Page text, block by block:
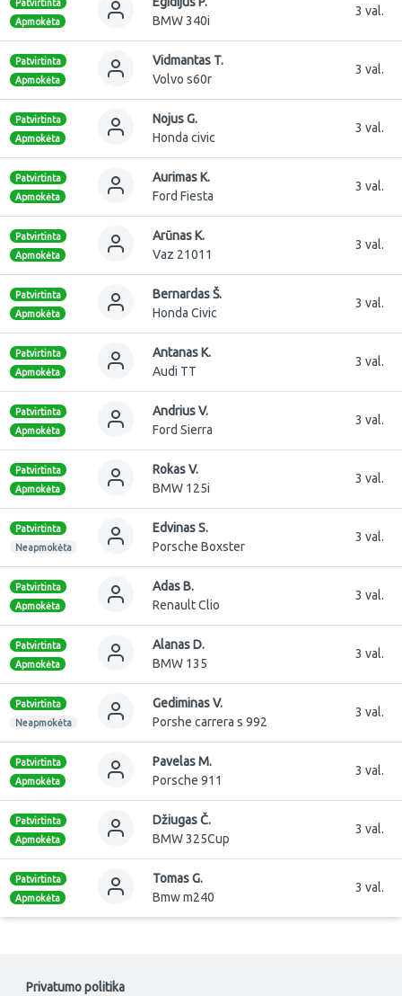
Patvirtinta
Apmokėta
BMW 340i
3 val.
Patvirtinta
Apmokėta
Vidmantas T.
Volvo s60r
3 val.
Patvirtinta
Apmokėta
Nojus G.
Honda civic
3 val.
Patvirtinta
Apmokėta
Aurimas K.
Ford Fiesta
3 val.
Patvirtinta
Apmokėta
Arūnas K.
Vaz 21011
3 val.
Patvirtinta
Apmokėta
Bernardas Š.
Honda Civic
3 val.
Patvirtinta
Apmokėta
Antanas K.
Audi TT
3 val.
Patvirtinta
Apmokėta
Andrius V.
Ford Sierra
3 val.
Patvirtinta
Apmokėta
Rokas V.
BMW 125i
3 val.
Patvirtinta
Neapmokėta
Edvinas S.
Porsche Boxster
3 val.
Patvirtinta
Apmokėta
Adas B.
Renault Clio
3 val.
Patvirtinta
Apmokėta
Alanas D.
BMW 135
3 val.
Patvirtinta
Neapmokėta
Gediminas V.
Porshe carrera s 992
3 val.
Patvirtinta
Apmokėta
Pavelas M.
Porsche 911
3 val.
Patvirtinta
Apmokėta
Džiugas Č.
BMW 325Cup
3 val.
Patvirtinta
Apmokėta
Tomas G.
Bmw m240
3 val.
Privatumo politika